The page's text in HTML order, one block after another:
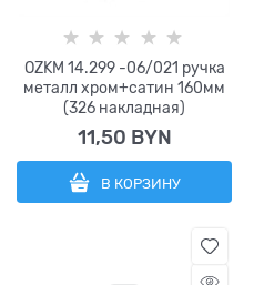
OZKM 14.299 -06/021 ручка
металл хром+сатин 160мм
(326 накладная)
11,50 BYN
В КОРЗИНУ